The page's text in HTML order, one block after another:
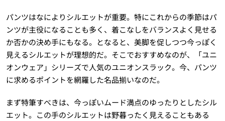
パンツはなによりシルエットが重要。特にこれからの季節はパ
ンツが主役になることも多く、着こなしをバランスよく見せる
か否かの決め手にもなる。となると、美脚を促しつつ今っぽく
見えるシルエットが理想的だ。そこでおすすめなのが、「ユニ
オンウェア」シリーズで人気のユニオンスラック。今、パンツ
に求めるポイントを網羅した名品揃いなのだ。
まず特筆すべきは、今っぽいムード満点のゆったりとしたシル
エット。この手のシルエットは野暮ったく見えることもある